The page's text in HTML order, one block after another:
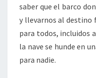
saber que el barco
y llevarnos al destino
para todos, incluidos
la nave se hunde en
para nadie.